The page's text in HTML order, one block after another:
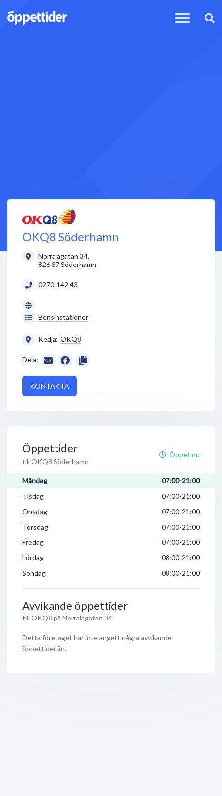
OKQ8 Söderhamn
Norralagatan 34,
826 37Söderhamn
0270-142 43
Bensinstationer
Kedja: OKQ8
Dela:
KONTAKTA
Öppettider
till OKQ8 Söderhamn
Öppet nu
Måndag
07:00-21:00
Tisdag
07:00-21:00
Onsdag
07:00-21:00
Torsdag
07:00-21:00
Fredag
07:00-21:00
Lördag
08:00-21:00
Söndag
08:00-21:00
Avvikande öppettider
till OKQ8 på Norralagatan 34
Detta företaget har inte angett några avvikande
öppettider än.